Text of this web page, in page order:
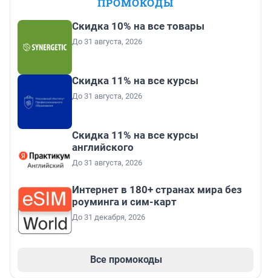
ПРОМОКОДЫ
Скидка 10% на все товары
До 31 августа, 2026
Скидка 11% на все курсы
До 31 августа, 2026
Скидка 11% на все курсы
английского
До 31 августа, 2026
Интернет в 180+ странах мира без
роуминга и сим-карт
До 31 декабря, 2026
Все промокоды